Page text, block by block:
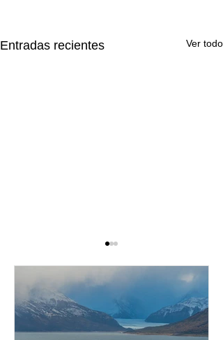
Entradas recientes Ver todo